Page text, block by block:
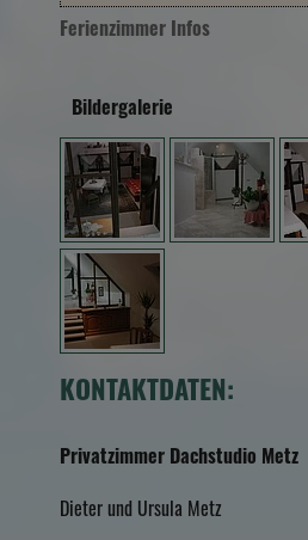
Ferienzimmer Infos
Bildergalerie
KONTAKTDATEN:
Privatzimmer Dachstudio Metz
Dieter und Ursula Metz